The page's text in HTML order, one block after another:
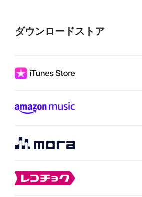
ダウンロードストア